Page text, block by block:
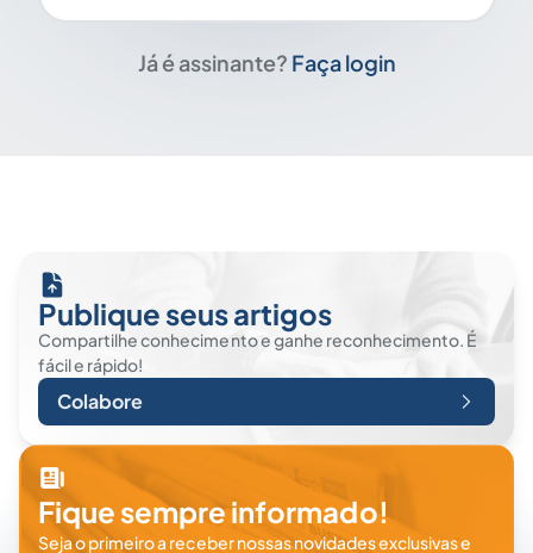
Já é assinante? Faça login
Publique seus artigos
Compartilhe conhecimento e ganhe reconhecimento. É
fácil e rápido!
Colabore
Fique sempre informado!
Seja o primeiro a receber nossas novidades exclusivas e